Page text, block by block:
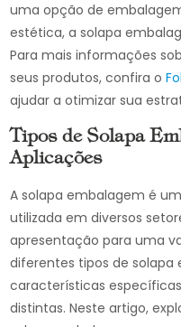
uma opção de
estética, a solapa
Para mais informações
seus produtos, confira o
ajudar a otimizar sua
Tipos de Solapa
Aplicações
A solapa embalagem é
utilizada em diversos
apresentação para uma
diferentes tipos de
características
distintas. Neste artigo,